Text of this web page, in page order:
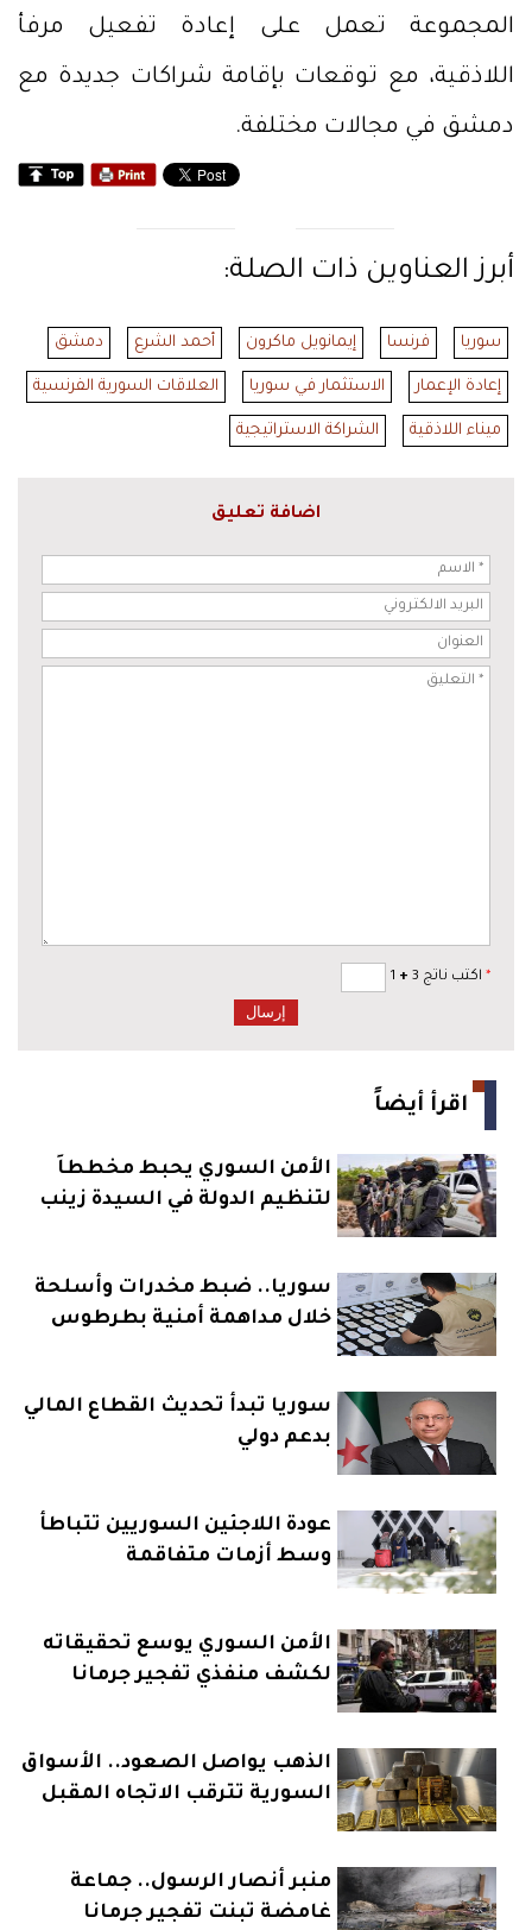
المجموعة تعمل على إعادة تفعيل مرفأ
اللاذقية، مع توقعات بإقامة شراكات جديدة مع
دمشق في مجالات مختلفة.
أبرز العناوين ذات الصلة:
سوريا فرنسا إيمانويل ماكرون أحمد الشرع دمشق
إعادة الإعمار الاستثمار في سوريا العلاقات السورية الفرنسية
ميناء اللاذقية الشراكة الاستراتيجية
اضافة تعليق
* اكتب ناتج 3 +
اقرأ أيضاً
الأمن السوري يحبط مخططاً
لتنظيم الدولة في السيدة زينب
سوريا.. ضبط مخدرات وأسلحة
خلال مداهمة أمنية بطرطوس
سوريا تبدأ تحديث القطاع المالي
بدعم دولي
عودة اللاجئين السوريين تتباطأ
وسط أزمات متفاقمة
الأمن السوري يوسع تحقيقاته
لكشف منفذي تفجير جرمانا
الذهب يواصل الصعود.. الأسواق
السورية تترقب الاتجاه المقبل
منبر أنصار الرسول.. جماعة
غامضة تبنت تفجير جرمانا